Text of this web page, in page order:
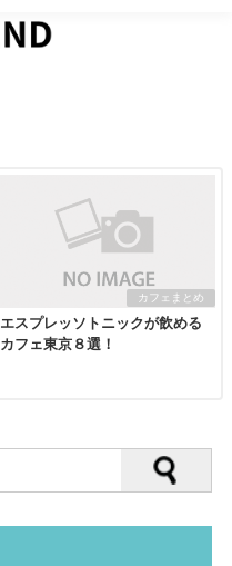
カフェまとめ
エスプレッソトニックが飲める
カフェ東京８選！